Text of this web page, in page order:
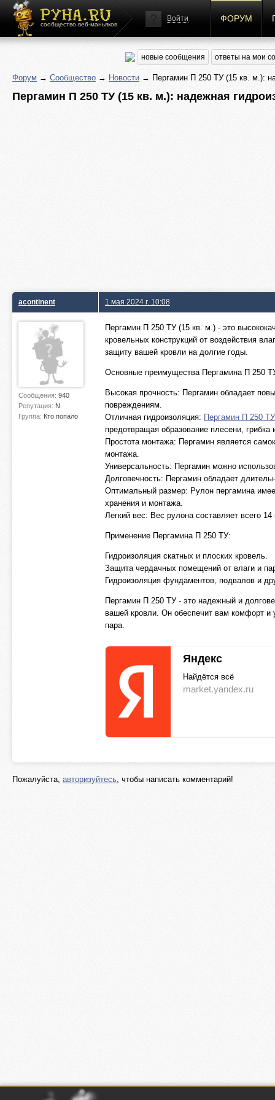
сообщество веб-маньяков
Войти ФОРУМ
новые сообщения ответы на мои
Форум → Сообщество → Новости → Пергамин П 250 ТУ (15 кв. м.):
Пергамин П 250 ТУ (15 кв. м.): надежная
acontinent
Сообщения: 940
Репутация: N
Группа: Кто попало
1 мая 2024 г. 10:08
Пергамин П 250 ТУ (15 кв. м.) - это
кровельных конструкций от воздействия
защиту вашей кровли на долгие годы.
Основные преимущества Пергамина П 250
Высокая прочность: Пергамин обладает
повреждениям.
Отличная гидроизоляция: Пергамин П 250
предотвращая образование плесени, грибка
Простота монтажа: Пергамин является
монтажа.
Универсальность: Пергамин можно
Долговечность: Пергамин обладает
Оптимальный размер: Рулон пергамина
хранения и монтажа.
Легкий вес: Вес рулона составляет всего
Применение Пергамина П 250 ТУ:
Гидроизоляция скатных и плоских кровель.
Защита чердачных помещений от влаги и
Гидроизоляция фундаментов, подвалов и
Пергамин П 250 ТУ - это надежный и
вашей кровли. Он обеспечит вам комфорт и
пара.
Яндекс
Найдётся всё
market.yandex.ru
Пожалуйста, авторизуйтесь, чтобы написать комментарий!